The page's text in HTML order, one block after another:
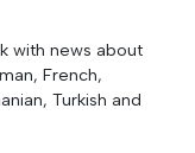
with news about
French,
Turkish and